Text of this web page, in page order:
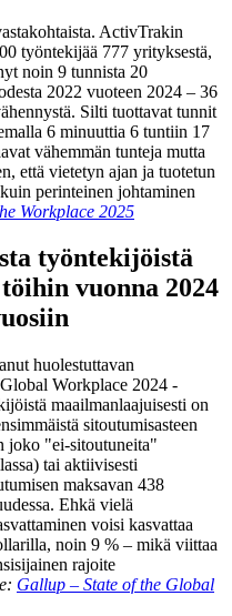
ActivTrakin
työntekijää 777 yrityksestä,
noin 9 tunnista 20
2022 vuoteen 2024 – 36
Silti tuottavat tunnit
6 minuuttia 6 tuntiin 17
vähemmän tunteja mutta
että vietetyn ajan ja tuotetun
perinteinen johtaminen
Workplace 2025
työntekijöistä
vuonna 2024
huolestuttavan
Workplace 2024 -
maailmanlaajuisesti on
sitoutumisasteen
joko "ei-sitoutuneita"
tai aktiivisesti
maksavan 438
Ehkä vielä
voisi kasvattaa
noin 9 % – mikä viittaa
rajoite
Gallup – State of the Global